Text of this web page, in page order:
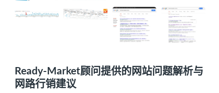
Ready-Market顾问提供的网站问题解析与
网路行销建议